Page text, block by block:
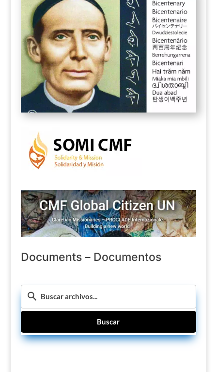
Documents – Documentos
Buscar